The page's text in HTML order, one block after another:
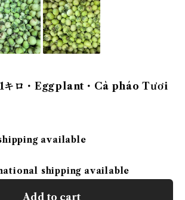
1キロ・Eggplant・Cà pháo Tươi
available
shipping available
Add to cart